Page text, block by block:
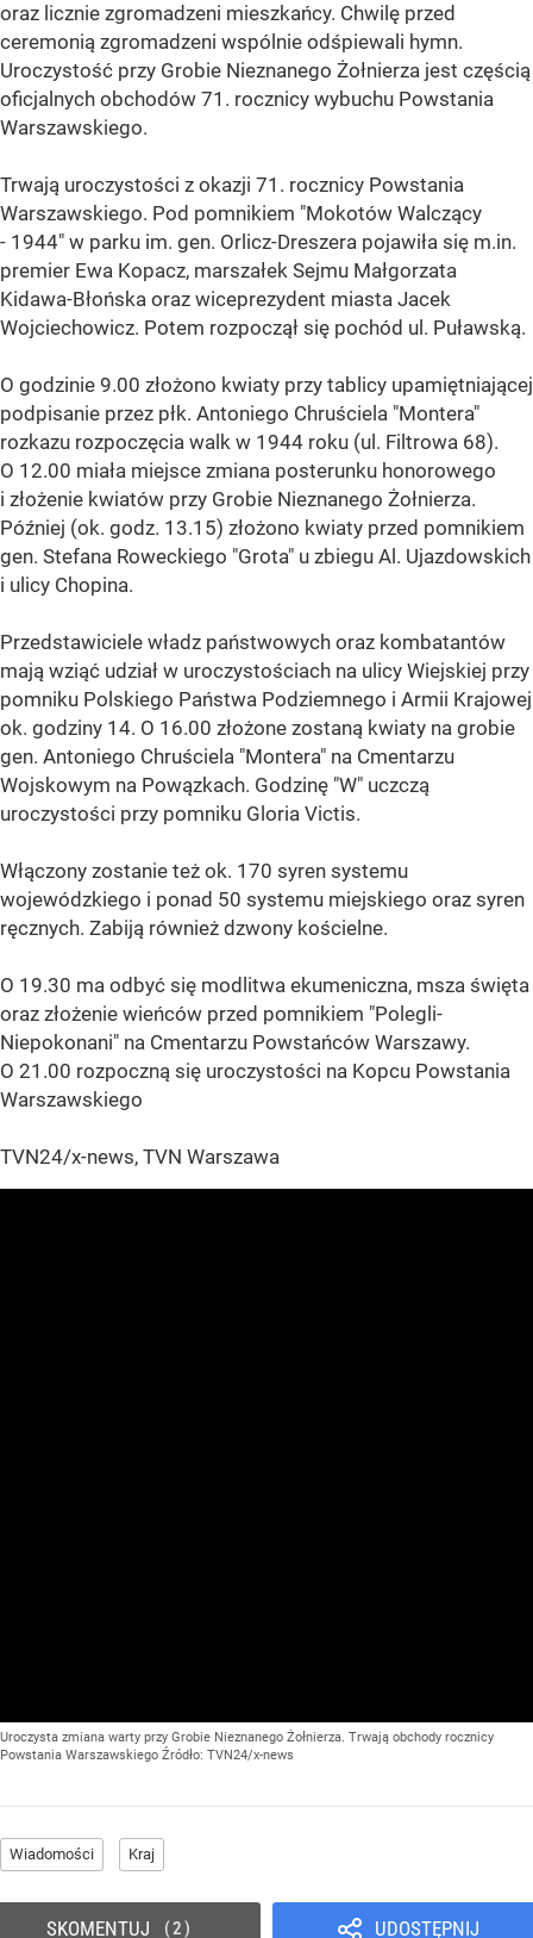
oraz licznie zgromadzeni mieszkańcy. Chwilę przed
ceremonią zgromadzeni wspólnie odśpiewali hymn.
Uroczystość przy Grobie Nieznanego Żołnierza jest częścią
oficjalnych obchodów 71. rocznicy wybuchu Powstania
Warszawskiego.
Trwają uroczystości z okazji 71. rocznicy Powstania
Warszawskiego. Pod pomnikiem "Mokotów Walczący
- 1944" w parku im. gen. Orlicz-Dreszera pojawiła się m.in.
premier Ewa Kopacz, marszałek Sejmu Małgorzata
Kidawa-Błońska oraz wiceprezydent miasta Jacek
Wojciechowicz. Potem rozpoczął się pochód ul. Puławską.
O godzinie 9.00 złożono kwiaty przy tablicy upamiętniającej
podpisanie przez płk. Antoniego Chruściela "Montera"
rozkazu rozpoczęcia walk w 1944 roku (ul. Filtrowa 68).
O 12.00 miała miejsce zmiana posterunku honorowego
i złożenie kwiatów przy Grobie Nieznanego Żołnierza.
Później (ok. godz. 13.15) złożono kwiaty przed pomnikiem
gen. Stefana Roweckiego "Grota" u zbiegu Al. Ujazdowskich
i ulicy Chopina.
Przedstawiciele władz państwowych oraz kombatantów
mają wziąć udział w uroczystościach na ulicy Wiejskiej przy
pomniku Polskiego Państwa Podziemnego i Armii Krajowej
ok. godziny 14. O 16.00 złożone zostaną kwiaty na grobie
gen. Antoniego Chruściela "Montera" na Cmentarzu
Wojskowym na Powązkach. Godzinę "W" uczczą
uroczystości przy pomniku Gloria Victis.
Włączony zostanie też ok. 170 syren systemu
wojewódzkiego i ponad 50 systemu miejskiego oraz syren
ręcznych. Zabiją również dzwony kościelne.
O 19.30 ma odbyć się modlitwa ekumeniczna, msza święta
oraz złożenie wieńców przed pomnikiem "Polegli-
Niepokonani" na Cmentarzu Powstańców Warszawy.
O 21.00 rozpoczną się uroczystości na Kopcu Powstania
Warszawskiego
TVN24/x-news, TVN Warszawa
Uroczysta zmiana warty przy Grobie Nieznanego Żołnierza. Trwają obchody rocznicy
Powstania Warszawskiego Źródło: TVN24/x-news
Wiadomości Kraj
UDOSTĘPNIJ
SKOMENTUJ 2